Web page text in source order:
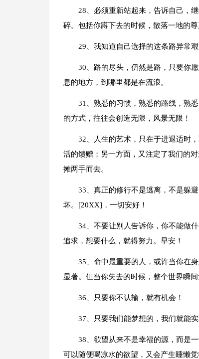
28、必须重新站起来，告诉自己，
碎。包括你蹲下去的时候，散落一地的尊
29、我知道自己选择的这条路异常
30、路的尽头，仍然是路，只要你
息的地方，到哪里都是在流浪。
31、熟悉的习惯，熟悉的路线，熟
的方式，往往会创造无限，风景无限！
32、人生的艺术，只在于进退适时
活的馈赠；另一方面，又注定了我们的
摊两手而去。
33、真正的修行不是逃离，不是躲
坏。[20XX]，一切安好！
34、不要让别人告诉你，你不能做
追求，想要什么，就得努力。早安！
35、命中最重要的人，或许当你在
显著。但当你失去的时候，整个世界瞬
36、只要你不认输，就有机会！
37、只要我们能梦想的，我们就能实
38、欲望从来不是幸福的源，而是
可以随便喝凉水的欲望，又会产生睡懒